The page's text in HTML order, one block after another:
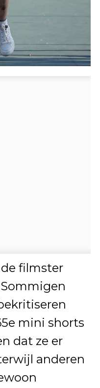
filmster
mini shorts
dat ze er
anderen